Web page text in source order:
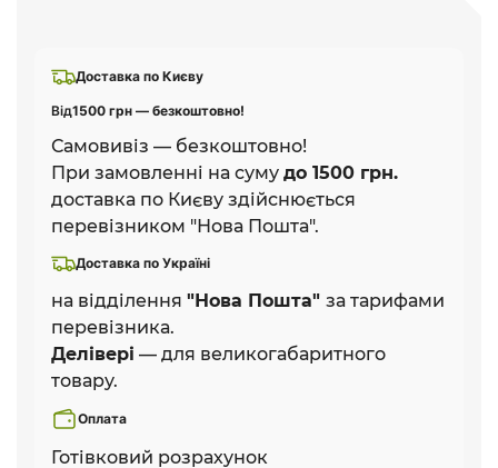
Доставка по Києву
Від1500 грн — безкоштовно!
Самовивіз — безкоштовно!
При замовленні на суму до 1500 грн.
доставка по Києву здійснюється
перевізником "Нова Пошта".
Доставка по Україні
на відділення "Нова Пошта" за тарифами
перевізника.
Делівері — для великогабаритного
товару.
Оплата
Готівковий розрахунок